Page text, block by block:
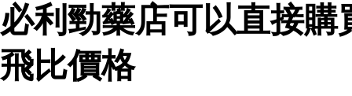
必利勁藥店可以直接
飛比價格